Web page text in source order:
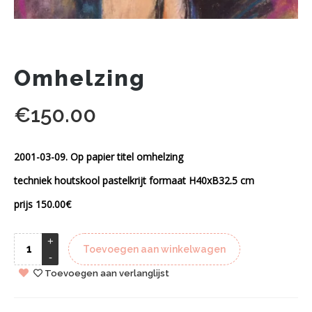
Omhelzing
€150.00
2001-03-09. Op papier titel omhelzing
techniek houtskool pastelkrijt formaat H40xB32.5 cm
prijs 150.00€
Toevoegen aan winkelwagen
Toevoegen aan verlanglijst